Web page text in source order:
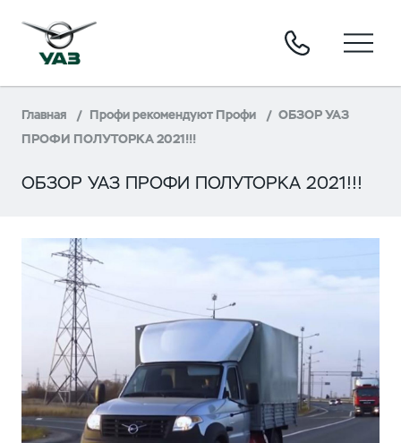
Главная Профи рекомендуют Профи
ОБЗОР УАЗ
ПРОФИ ПОЛУТОРКА 2021!!!
ОБЗОР УАЗ ПРОФИ ПОЛУТОРКА 2021!!!